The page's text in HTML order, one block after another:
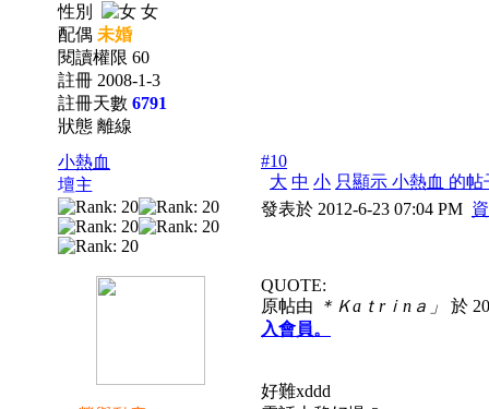
性別
女
配偶 未婚
閱讀權限 60
註冊 2008-1-3
註冊天數 6791
狀態 離線
小熱血
壇主
#10
大 中 小 只顯示 小熱血 的帖
發表於 2012-6-23 07:04 PM
QUOTE:
原帖由
＊Ｋaｔrｉnａ」
於
入會員。
好難xddd